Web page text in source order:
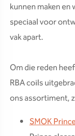
kunnen maken
speciaal voor
vak apart.
Om die reden
RBA coils
ons assortiment,
SMOK